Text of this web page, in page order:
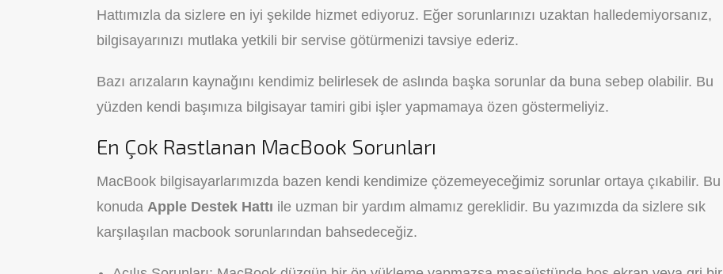
Hattımızla da sizlere en iyi şekilde hizmet ediyoruz. Eğer sorunlarınızı uzaktan halledemiyorsanız,
bilgisayarınızı mutlaka yetkili bir servise götürmenizi tavsiye ederiz.
Bazı arızaların kaynağını kendimiz belirlesek de aslında başka sorunlar da buna sebep olabilir. Bu
yüzden kendi başımıza bilgisayar tamiri gibi işler yapmamaya özen göstermeliyiz.
En Çok Rastlanan MacBook Sorunları
MacBook bilgisayarlarımızda bazen kendi kendimize çözemeyeceğimiz sorunlar ortaya çıkabilir. Bu
konuda Apple Destek Hattı ile uzman bir yardım almamız gereklidir. Bu yazımızda da sizlere sık
karşılaşılan macbook sorunlarından bahsedeceğiz.